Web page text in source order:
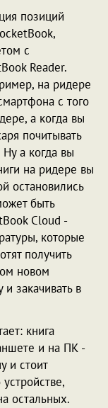
позиций
с
Reader.
на ридере
с того
а когда вы
почитывать
а когда вы
на ридере вы
остановились
быть
Cloud -
которые
получить
новом
закачивать в
книга
и на ПК -
и стоит
остальных.